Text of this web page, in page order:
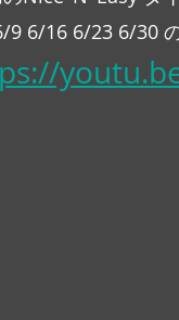
9 6/16 6/23 6/30